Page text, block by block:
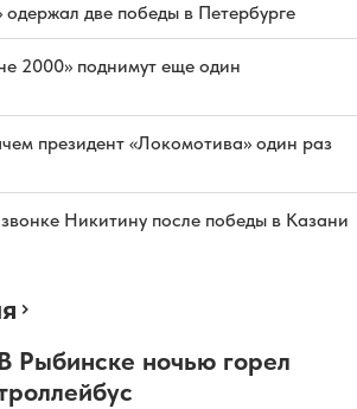
две победы в Петербурге
2000» поднимут еще один
президент «Локомотива» один раз
Никитину после победы в Казани
Рыбинске ночью горел